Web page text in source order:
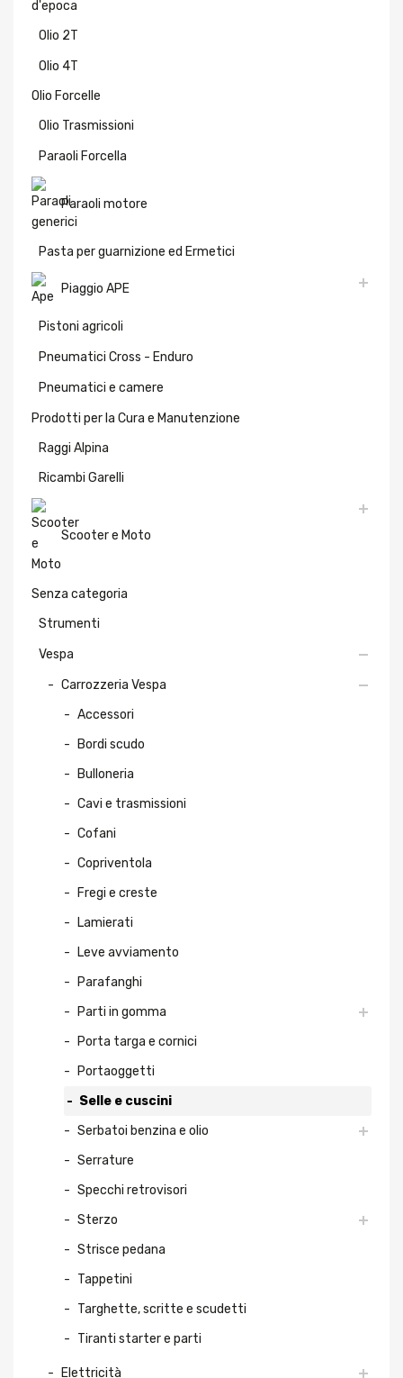
Olio 2T
Olio 4T
Olio Forcelle
Olio Trasmissioni
Paraoli Forcella
Paraoli motore
Pasta per guarnizione ed Ermetici
Piaggio APE
Pistoni agricoli
Pneumatici Cross - Enduro
Pneumatici e camere
Prodotti per la Cura e Manutenzione
Raggi Alpina
Ricambi Garelli
Scooter e Moto
Senza categoria
Strumenti
Vespa
Carrozzeria Vespa
Accessori
Bordi scudo
Bulloneria
Cavi e trasmissioni
Cofani
Copriventola
Fregi e creste
Lamierati
Leve avviamento
Parafanghi
Parti in gomma
Porta targa e cornici
Portaoggetti
Selle e cuscini
Serbatoi benzina e olio
Serrature
Specchi retrovisori
Sterzo
Strisce pedana
Tappetini
Targhette, scritte e scudetti
Tiranti starter e parti
Elettricità